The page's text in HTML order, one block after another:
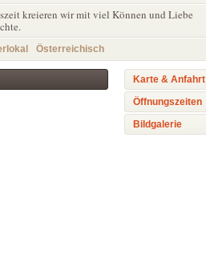
kreieren wir mit viel Können und Liebe
Österreichisch
Karte & Anfahrt
Öffnungszeiten
Bildgalerie